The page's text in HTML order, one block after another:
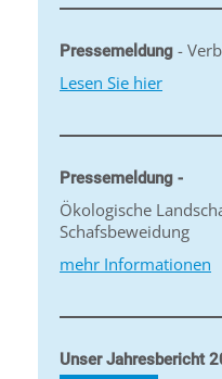
Pressemeldung -
Lesen Sie hier
Pressemeldung -
Ökologische
Schafsbeweidung
mehr Informationen
Unser Jahresbericht